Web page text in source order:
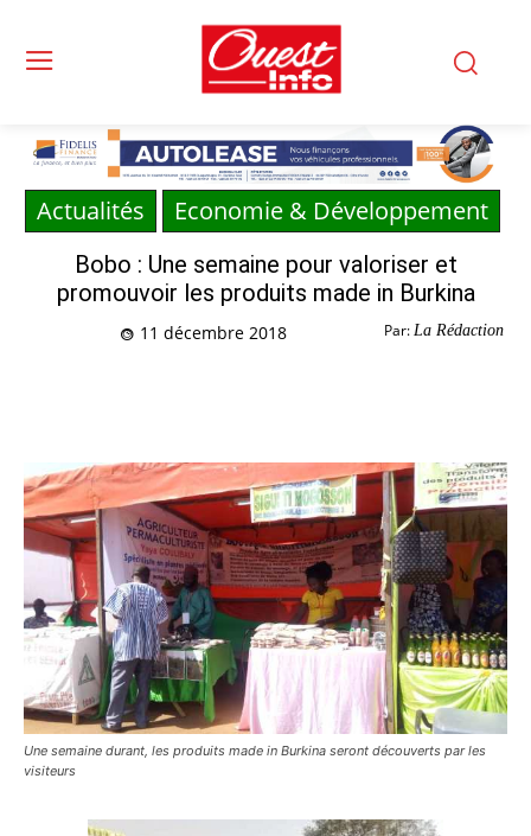
Actualités Economie & Développement
Bobo : Une semaine pour valoriser et
promouvoir les produits made in Burkina
Par: La Rédaction
11 décembre 2018
Une semaine durant, les produits made in Burkina seront découverts par les
visiteurs